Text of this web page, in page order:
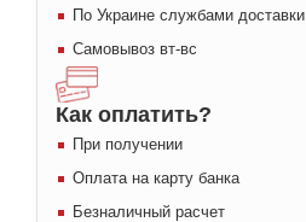
По Украине службами доставки
Самовывоз вт-вс
Как оплатить?
При получении
Оплата на карту банка
Безналичный расчет